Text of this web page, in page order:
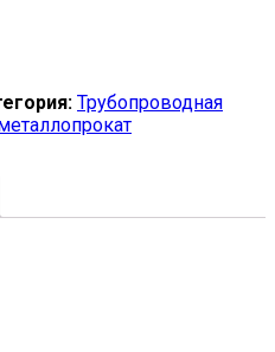
Трубопроводная